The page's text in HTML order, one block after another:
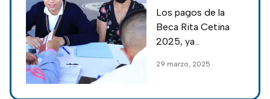
acceder al
dinero de tu
Los pagos de la
Beca Rita Cetina
2025, ya
entregarse. Te
29 marzo, 2025